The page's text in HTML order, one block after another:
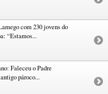
com 230 jovens do
“Estamos...
Faleceu o Padre
pároco...